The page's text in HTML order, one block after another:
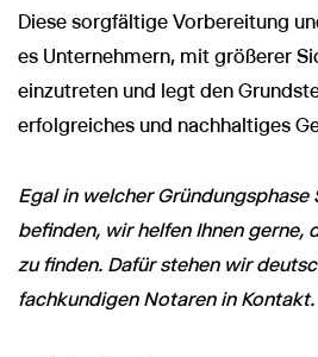
Diese sorgfältige Vorbereitung
es Unternehmern, mit größerer
einzutreten und legt den
erfolgreiches und nachhaltiges
Egal in welcher Gründungsphase
befinden, wir helfen Ihnen gerne,
zu finden. Dafür stehen wir
fachkundigen Notaren in Kontakt.